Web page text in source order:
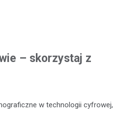
– skorzystaj z
w technologii cyfrowej,